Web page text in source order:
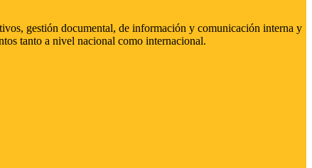
gestión documental, de información y comunicación interna y
tanto a nivel nacional como internacional.